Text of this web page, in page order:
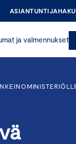
ASIANTUNTIJAHAKU
ja valmennukset